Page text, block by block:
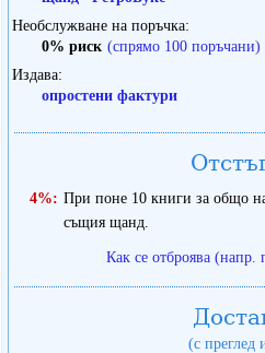
Необслужване на поръчка
0% риск (спрямо 100 поръчани)
Издава
опростени фактури
4%: При поне 10 книги за общо
същия щанд.
Как се отброява (напр.
(с преглед